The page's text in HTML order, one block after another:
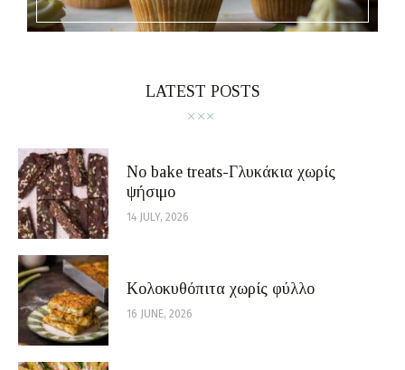
LATEST POSTS
No bake treats-Γλυκάκια χωρίς
ψήσιμο
14 JULY, 2026
Κολοκυθόπιτα χωρίς φύλλο
16 JUNE, 2026